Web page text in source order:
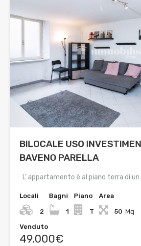
BILOCALE USO
BAVENO PARELLA
L’ appartamento è al piano terra di
Locali
2
Bagni
1
Piano
T
Area
50 Mq
Venduto
49.000€